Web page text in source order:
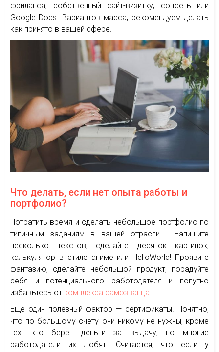
фриланса, собственный сайт-визитку, соцсеть или
Google Docs. Вариантов масса, рекомендуем делать
как принято в вашей сфере.
Что делать, если нет опыта работы и
портфолио?
Потратить время и сделать небольшое портфолио по
типичным заданиям в вашей отрасли. Напишите
несколько текстов, сделайте десяток картинок,
калькулятор в стиле аниме или HelloWorld! Проявите
фантазию, сделайте небольшой продукт, порадуйте
себя и потенциального работодателя и попутно
избавьтесь от комплекса самозванца.
Еще один полезный фактор — сертификаты. Понятно,
что по большому счету они никому не нужны, кроме
тех, кто берет деньги за выдачу, но многие
работодатели их любят. Считается, что если у